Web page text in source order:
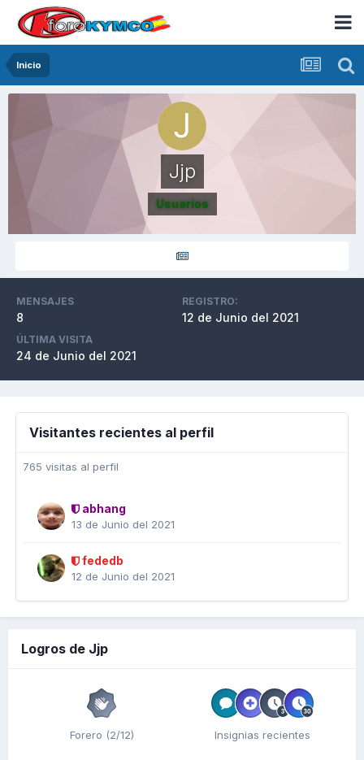
Inicio
Jjp
Usuarios
MENSAJES
8
REGISTRO:
12 de Junio del 2021
ÚLTIMA VISITA
24 de Junio del 2021
Visitantes recientes al perfil
765 visitas al perfil
abhang
13 de Junio del 2021
fededb
12 de Junio del 2021
Logros de Jjp
Forero (2/12) Insignias recientes